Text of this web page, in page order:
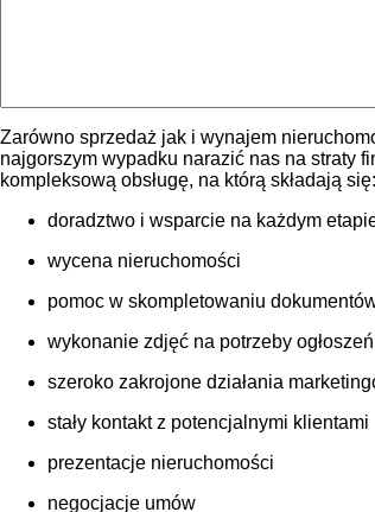
Zarówno sprzedaż jak i wynajem
najgorszym wypadku narazić nas na straty
kompleksową obsługę, na którą składają się:
doradztwo i wsparcie na każdym
wycena nieruchomości
pomoc w skompletowaniu
wykonanie zdjęć na potrzeby
szeroko zakrojone działania
stały kontakt z potencjalnymi klientami
prezentacje nieruchomości
negocjacje umów